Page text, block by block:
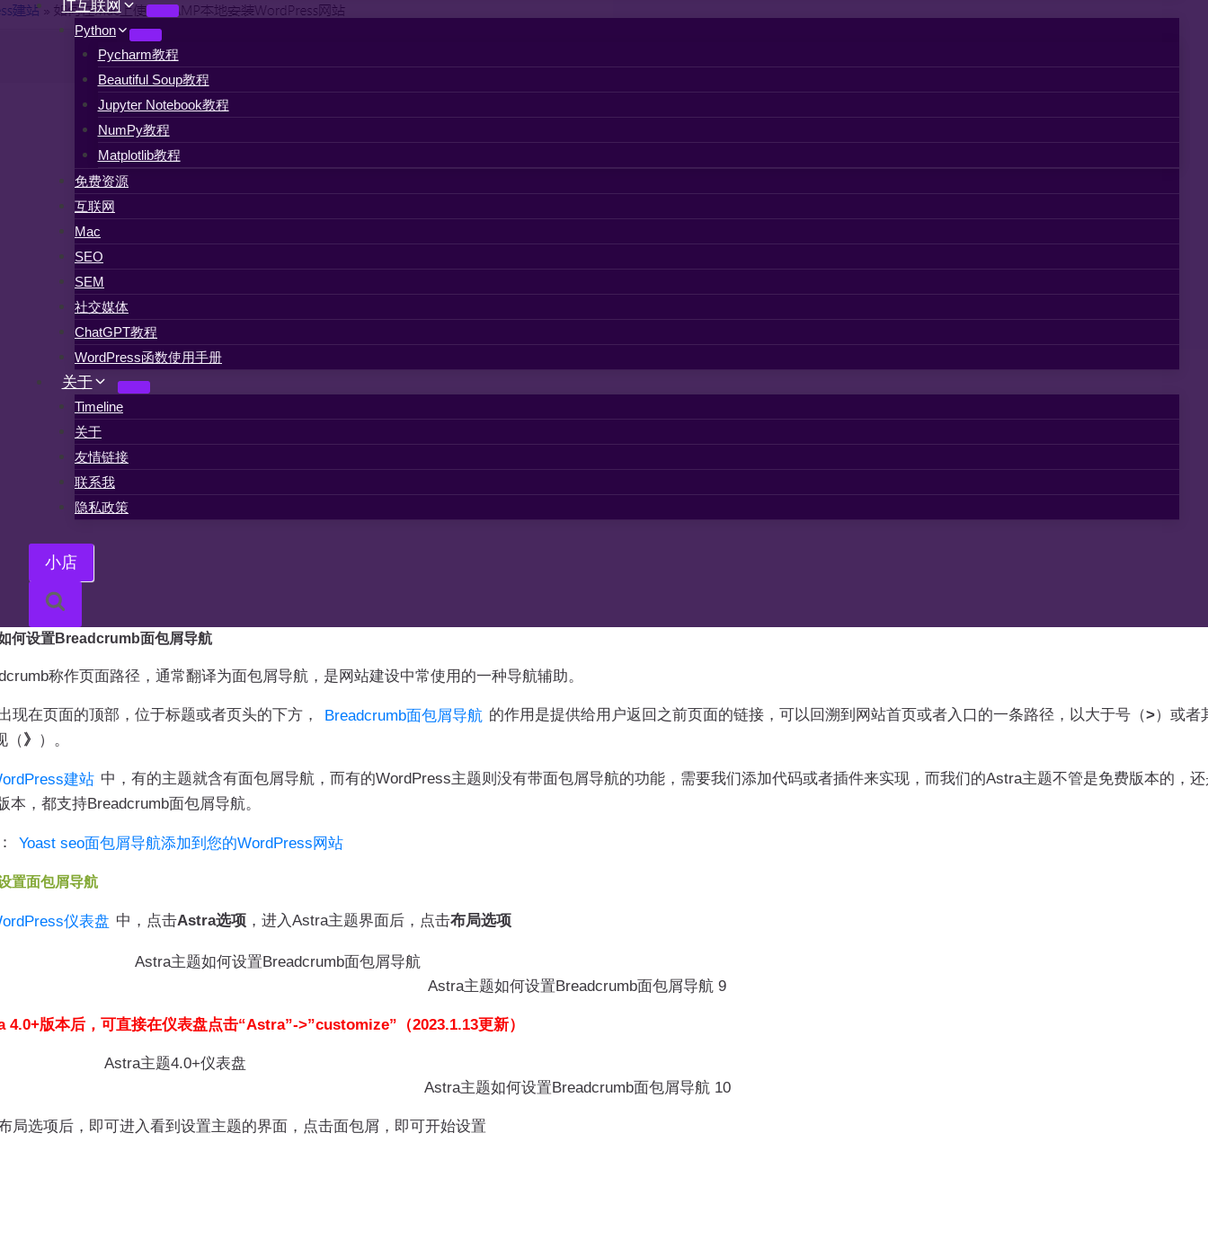
IT互联网
Python
Pycharm教程
Beautiful Soup教程
Jupyter Notebook教程
NumPy教程
Matplotlib教程
免费资源
互联网
Mac
SEO
SEM
社交媒体
ChatGPT教程
WordPress函数使用手册
关于
Timeline
关于
友情链接
联系我
隐私政策
小店
何设置Breadcrumb面包屑导航
称作页面路径，通常翻译为面包屑导航，是网站建设中常使用的一种导航辅助。
页面的顶部，位于标题或者页头的下方， Breadcrumb面包屑导航 的作用是提供给用户返回之前页面的链接，可以回溯到网站首页或者入口的一条路径，以大于号（>）或者
（》 ）。
建站 中，有的主题就含有面包屑导航，而有的WordPress主题则没有带面包屑导航的功能，需要我们添加代码或者插件来实现，而我们的Astra主题不管是免费版本的，
本，都支持Breadcrumb面包屑导航。
Yoast seo面包屑导航添加到您的WordPress网站
置面包屑导航
仪表盘 中，点击Astra选项 ，进入Astra主题界面后，点击布局选项
Astra主题如何设置Breadcrumb面包屑导航 9
4.0+版本后，可直接在仪表盘点击“Astra”->”customize”（2023.1.13更新）
Astra主题如何设置Breadcrumb面包屑导航 10
项后，即可进入看到设置主题的界面，点击面包屑，即可开始设置